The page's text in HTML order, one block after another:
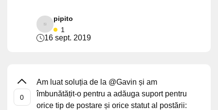
pipito
1
16 sept. 2019
Am luat soluția de la @Gavin și am
îmbunătățit-o pentru a adăuga suport pentru
orice tip de postare și orice statut al postării: